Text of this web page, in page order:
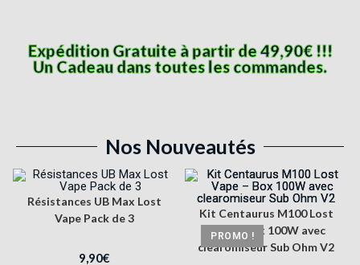
Expédition Gratuite à partir de 49,90€ !!!
Un Cadeau dans toutes les commandes.
Nos Nouveautés
Résistances UB Max Lost
Vape Pack de 3
9,90€
PROMO !
Kit Centaurus M100 Lost
Vape – Box 100W avec
clearomiseur Sub Ohm V2